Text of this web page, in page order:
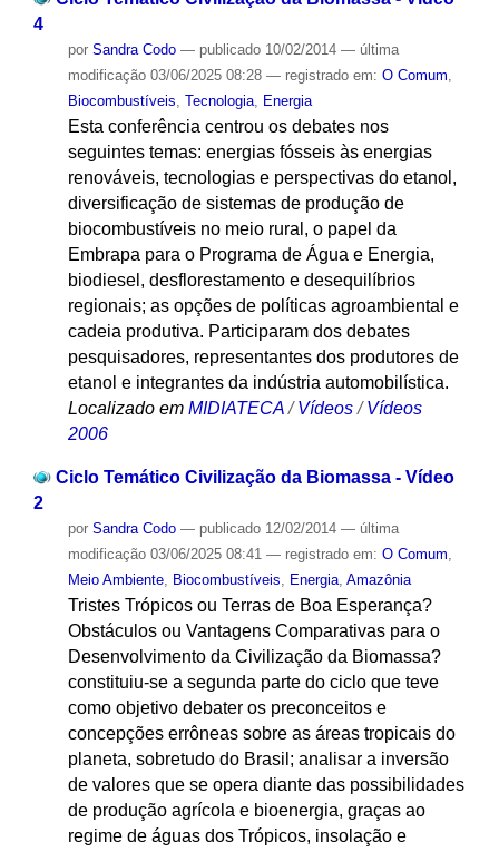
4
por Sandra Codo — publicado10/02/2014 — última
modificação03/06/2025 08:28 — registrado em: O Comum,
Biocombustíveis, Tecnologia, Energia
Esta conferência centrou os debates nos
seguintes temas: energias fósseis às energias
renováveis, tecnologias e perspectivas do etanol,
diversificação de sistemas de produção de
biocombustíveis no meio rural, o papel da
Embrapa para o Programa de Água e Energia,
biodiesel, desflorestamento e desequilíbrios
regionais; as opções de políticas agroambiental e
cadeia produtiva. Participaram dos debates
pesquisadores, representantes dos produtores de
etanol e integrantes da indústria automobilística.
Localizado em MIDIATECA /Vídeos /Vídeos
2006
Ciclo Temático Civilização da Biomassa - Vídeo
2
por Sandra Codo — publicado12/02/2014 — última
modificação03/06/2025 08:41 — registrado em: O Comum
Meio Ambiente, Biocombustíveis Energia, Amazônia
Tristes Trópicos ou Terras de Boa Esperança?
Obstáculos ou Vantagens Comparativas para o
Desenvolvimento da Civilização da Biomassa?
constituiu-se a segunda parte do ciclo que teve
como objetivo debater os preconceitos e
concepções errôneas sobre as áreas tropicais do
planeta, sobretudo do Brasil; analisar a inversão
de valores que se opera diante das possibilidades
de produção agrícola e bioenergia, graças ao
regime de águas dos Trópicos, insolação e